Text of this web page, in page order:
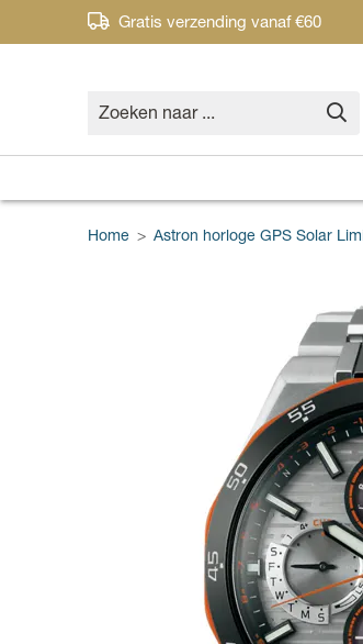
Gratis verzending vanaf €60
Home > Astron horloge GPS Solar